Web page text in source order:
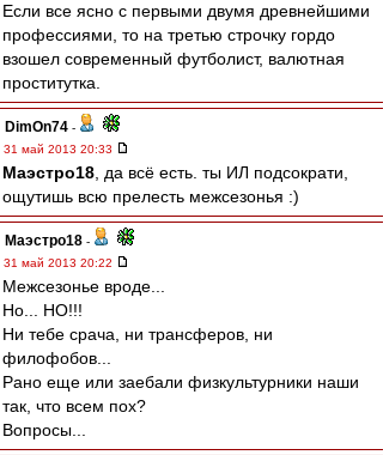
Если все ясно с первыми двумя древнейшими
профессиями, то на третью строчку гордо
взошел современный футболист, валютная
проститутка.
DimOn74 -
31 май 2013 20:33
Маэстро18 , да всё есть. ты ИЛ подсократи,
ощутишь всю прелесть межсезонья :)
Маэстро18 -
31 май 2013 20:22
Межсезонье вроде...
Но... НО!!!
Ни тебе срача, ни трансферов, ни
филофобов...
Рано еще или заебали физкультурники наши
так, что всем пох?
Вопросы...